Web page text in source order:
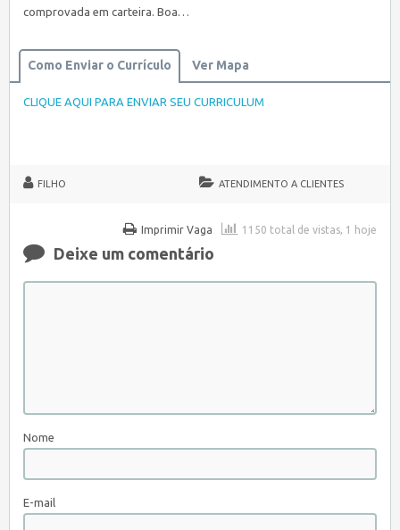
comprovada em carteira. Boa…
Como Enviar o Currículo Ver Mapa
CLIQUE AQUI PARA ENVIAR SEU CURRICULUM
FILHO ATENDIMENTO A CLIENTES
1150 total de vistas, 1 hoje
Imprimir Vaga
Deixe um comentário
Nome
E-mail